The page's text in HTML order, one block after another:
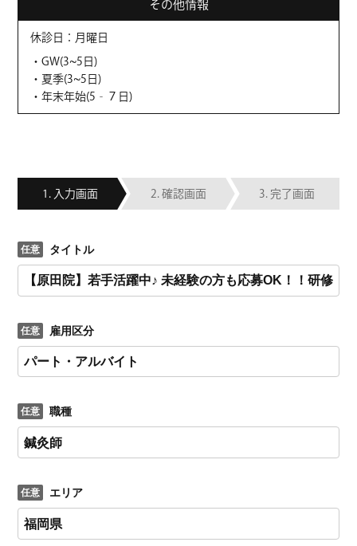
その他情報
休診日：月曜日
・GW(3~5日)
・夏季(3~5日)
・年末年始(5‐７日)
入力画面 確認画面 完了画面
タイトル
雇用区分
職種
エリア